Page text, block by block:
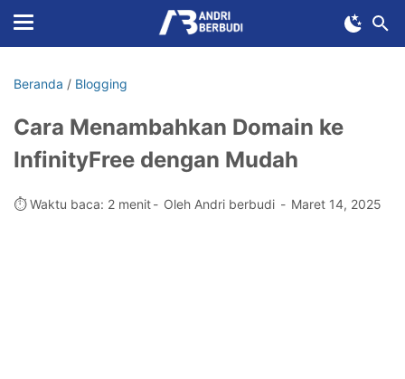
Beranda / Blogging
Cara Menambahkan Domain ke
InfinityFree dengan Mudah
⏱️ Waktu baca: 2 menit Oleh Andri berbudi Maret 14, 2025